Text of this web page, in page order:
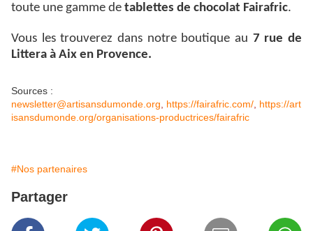
toute une gamme de tablettes de chocolat Fairafric.
Vous les trouverez dans notre boutique au 7 rue de
Littera à Aix en Provence.
Sources :
newsletter@artisansdumonde.org
https://fairafric.com/ https://art
isansdumonde.org/organisations-productrices/fairafric
#Nos partenaires
Partager